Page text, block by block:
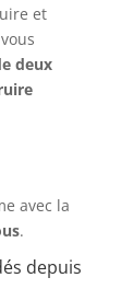
et
deux
avec la
.
depuis